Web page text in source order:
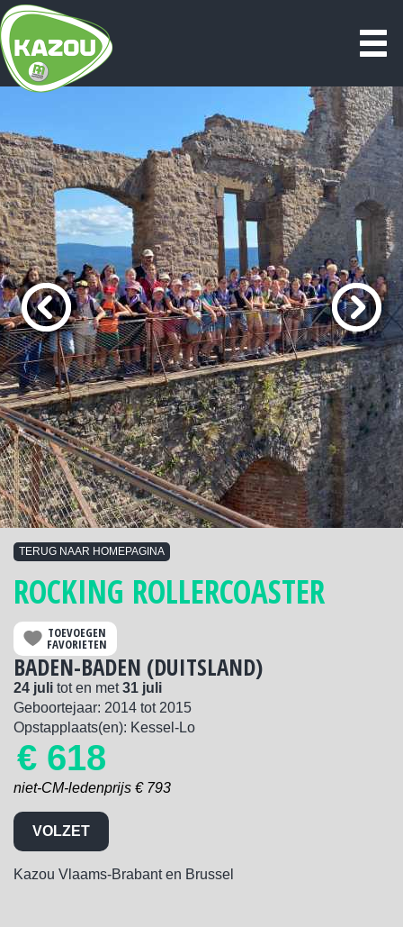
TERUG NAAR HOMEPAGINA
ROCKING ROLLERCOASTER
TOEVOEGEN
FAVORIETEN
BADEN-BADEN (DUITSLAND)
24 juli tot en met31 juli
Geboortejaar: 2014 tot 2015
Opstapplaats(en): Kessel-Lo
€ 618
niet-CM-ledenprijs € 793
VOLZET
Kazou Vlaams-Brabant en Brussel